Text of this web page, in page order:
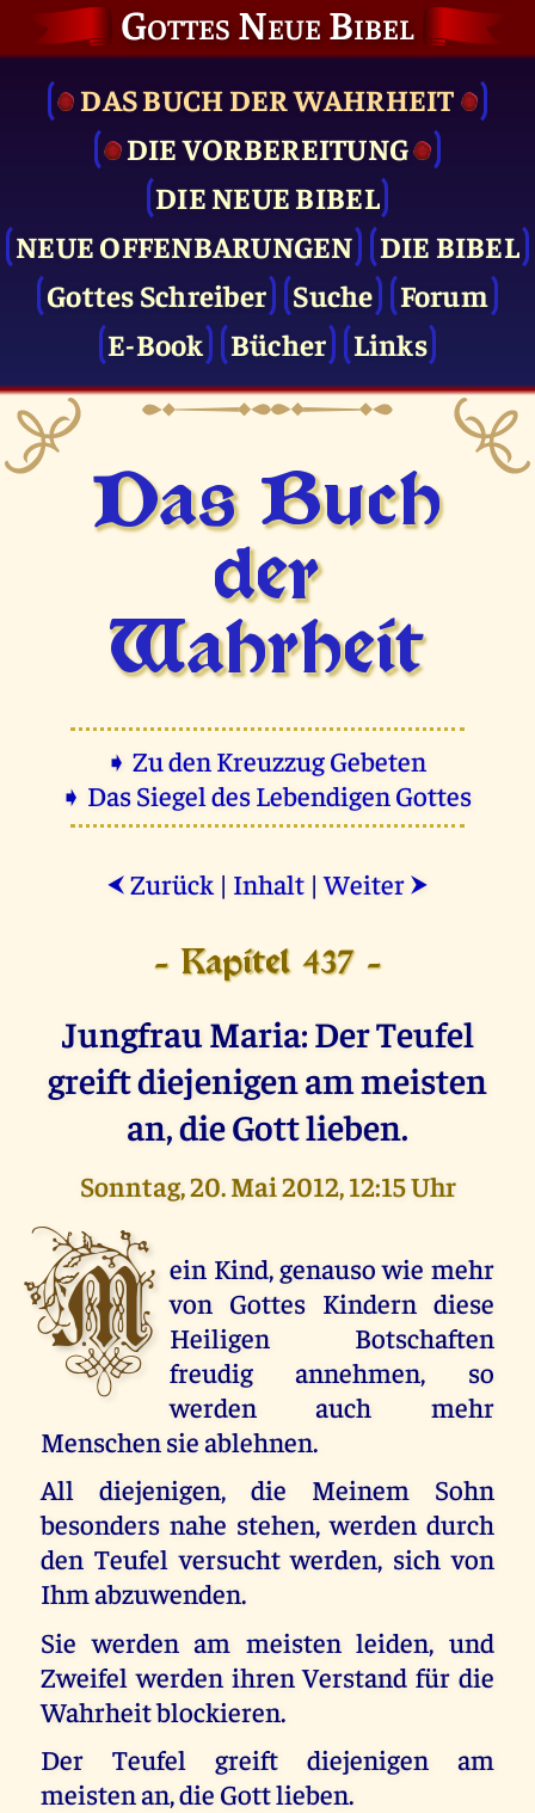
Gottes Neue Bibel
DAS BUCH DER WAHRHEIT
DIE VOR­BEREITUNG
DIE NEUE BIBEL
NEUE OFFENBARUNGEN
DIE BIBEL
Gottes Schreiber
Suche
Forum
E-Book
Bücher Links
Das Buch
der
Wahrheit
➧ Zu den Kreuzzug Gebeten
➧ Das Siegel des Lebendigen Gottes
⮜ Zurück | Inhalt |Weiter ⮞
- Kapitel 437 -
Jungfrau Maria: Der Teufel
greift diejenigen am meisten
an, die Gott lieben.
Sonntag, 20. Mai 2012, 12:15 Uhr
M ein Kind, genauso wie mehr
von Gottes Kindern diese
Heiligen Botschaften
freudig annehmen, so
werden auch mehr
Menschen sie ablehnen.
All diejenigen, die Meinem Sohn
besonders nahe stehen, werden durch
den Teufel versucht werden, sich von
Ihm abzuwenden.
Sie werden am meisten leiden, und
Zweifel werden ihren Verstand für die
Wahrheit blockieren.
Der Teufel greift diejenigen am
meisten an, die Gott lieben.